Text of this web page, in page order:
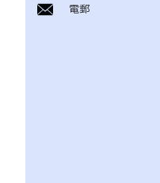
2. 我是否有充分的法律理
電郵